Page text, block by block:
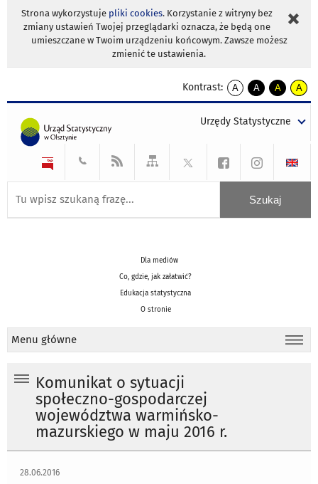
Strona wykorzystuje pliki cookies. Korzystanie z witryny bez
zmiany ustawień Twojej przeglądarki oznacza, że będą one
umieszczane w Twoim urządzeniu końcowym. Zawsze możesz
zmienić te ustawienia.
Kontrast:
A
kontrast
A
kontrast
tekst
czarnym
A
kontrast
tekst
czarnym
A
tekst
żółtym
Urzędy Statystyczne
Dla mediów
Co, gdzie, jak załatwić?
Edukacja statystyczna
O stronie
Menu główne
Komunikat o sytuacji
społeczno-gospodarczej
województwa warmińsko-
mazurskiego w maju 2016 r.
28.06.2016